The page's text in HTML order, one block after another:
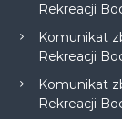
Rekreacji
Komunikat
Rekreacji
Komunikat
Rekreacji